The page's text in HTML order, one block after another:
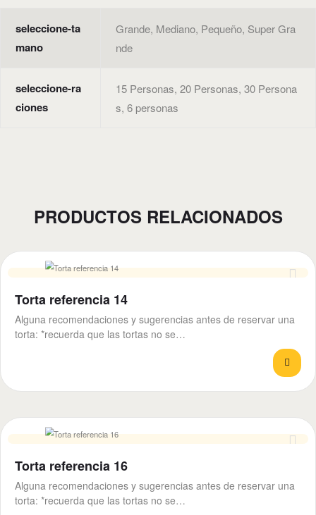
seleccione-ta
mano
Grande, Mediano, Pequeño, Super Gra
nde
seleccione-ra
ciones
15 Personas, 20 Personas, 30 Persona
s, 6 personas
PRODUCTOS RELACIONADOS
Torta referencia 14
Alguna recomendaciones y sugerencias antes de reservar una
torta: *recuerda que las tortas no se…
Torta referencia 16
Alguna recomendaciones y sugerencias antes de reservar una
torta: *recuerda que las tortas no se…